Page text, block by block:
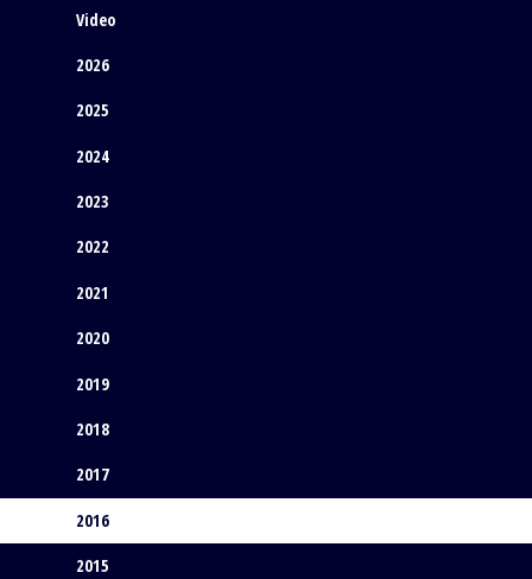
Video
2026
2025
2024
2023
2022
2021
2020
2019
2018
2017
2016
2015